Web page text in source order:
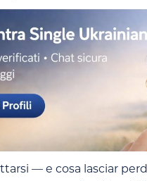
— e cosa lasciar